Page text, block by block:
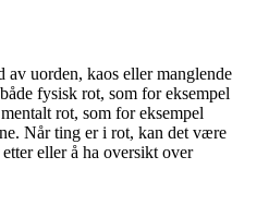
av uorden, kaos eller manglende
fysisk rot, som for eksempel
rot, som for eksempel
Når ting er i rot, kan det være
eller å ha oversikt over